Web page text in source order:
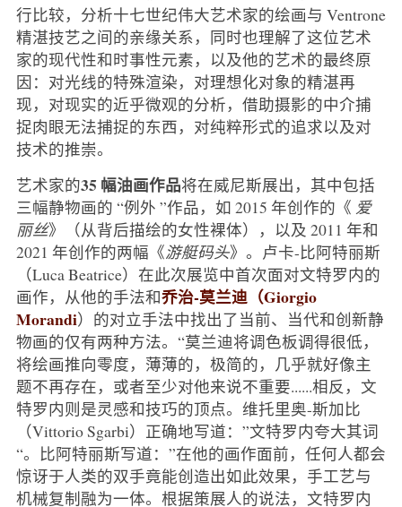
行比较，分析十七世纪伟大艺术家的绘画与 Ventrone
精湛技艺之间的亲缘关系，同时也理解了这位艺术
家的现代性和时事性元素，以及他的艺术的最终原
因：对光线的特殊渲染，对理想化对象的精湛再
现，对现实的近乎微观的分析，借助摄影的中介捕
捉肉眼无法捕捉的东西，对纯粹形式的追求以及对
技术的推崇。
艺术家的35 幅油画作品将在威尼斯展出，其中包括
三幅静物画的 “例外 ”作品，如 2015 年创作的《 爱
丽丝》（从背后描绘的女性裸体），以及 2011 年和
2021 年创作的两幅《游艇码头》。卢卡-比阿特丽斯
（Luca Beatrice）在此次展览中首次面对文特罗内的
画作，从他的手法和乔治-莫兰迪（Giorgio
Morandi）的对立手法中找出了当前、当代和创新静
物画的仅有两种方法。“莫兰迪将调色板调得很低，
将绘画推向零度，薄薄的，极简的，几乎就好像主
题不再存在，或者至少对他来说不重要......相反，文
特罗内则是灵感和技巧的顶点。维托里奥-斯加比
（Vittorio Sgarbi）正确地写道：”文特罗内夸大其词
“。比阿特丽斯写道：”在他的画作面前，任何人都会
惊讶于人类的双手竟能创造出如此效果，手工艺与
机械复制融为一体。根据策展人的说法，文特罗内